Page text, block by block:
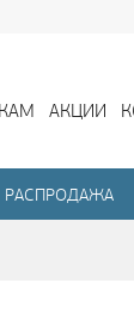
АКЦИИ
РАСПРОДАЖА